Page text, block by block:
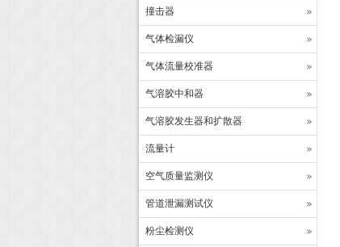
撞击器
气体检漏仪
气体流量校准器
气溶胶中和器
气溶胶发生器和扩散器
流量计
空气质量监测仪
管道泄漏测试仪
粉尘检测仪